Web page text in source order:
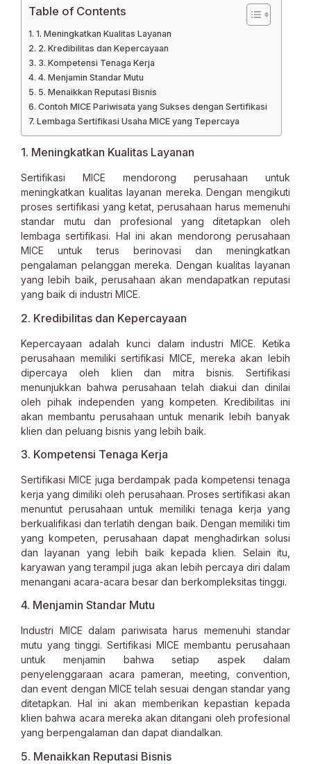
Table of Contents
1. Meningkatkan Kualitas Layanan
2. Kredibilitas dan Kepercayaan
3. Kompetensi Tenaga Kerja
4. Menjamin Standar Mutu
5. Menaikkan Reputasi Bisnis
Contoh MICE Pariwisata yang Sukses dengan Sertifikasi
Lembaga Sertifikasi Usaha MICE yang Tepercaya
1. Meningkatkan Kualitas Layanan
Sertifikasi MICE mendorong perusahaan untuk
meningkatkan kualitas layanan mereka. Dengan mengikuti
proses sertifikasi yang ketat, perusahaan harus memenuhi
standar mutu dan profesional yang ditetapkan oleh
lembaga sertifikasi. Hal ini akan mendorong perusahaan
MICE untuk terus berinovasi dan meningkatkan
pengalaman pelanggan mereka. Dengan kualitas layanan
yang lebih baik, perusahaan akan mendapatkan reputasi
yang baik di industri MICE.
2. Kredibilitas dan Kepercayaan
Kepercayaan adalah kunci dalam industri MICE. Ketika
perusahaan memiliki sertifikasi MICE, mereka akan lebih
dipercaya oleh klien dan mitra bisnis. Sertifikasi
menunjukkan bahwa perusahaan telah diakui dan dinilai
oleh pihak independen yang kompeten. Kredibilitas ini
akan membantu perusahaan untuk menarik lebih banyak
klien dan peluang bisnis yang lebih baik.
3. Kompetensi Tenaga Kerja
Sertifikasi MICE juga berdampak pada kompetensi tenaga
kerja yang dimiliki oleh perusahaan. Proses sertifikasi akan
menuntut perusahaan untuk memiliki tenaga kerja yang
berkualifikasi dan terlatih dengan baik. Dengan memiliki tim
yang kompeten, perusahaan dapat menghadirkan solusi
dan layanan yang lebih baik kepada klien. Selain itu,
karyawan yang terampil juga akan lebih percaya diri dalam
menangani acara-acara besar dan berkompleksitas tinggi.
4. Menjamin Standar Mutu
Industri MICE dalam pariwisata harus memenuhi standar
mutu yang tinggi. Sertifikasi MICE membantu perusahaan
untuk menjamin bahwa setiap aspek dalam
penyelenggaraan acara pameran, meeting, convention,
dan event dengan MICE telah sesuai dengan standar yang
ditetapkan. Hal ini akan memberikan kepastian kepada
klien bahwa acara mereka akan ditangani oleh profesional
yang berpengalaman dan dapat diandalkan.
5. Menaikkan Reputasi Bisnis